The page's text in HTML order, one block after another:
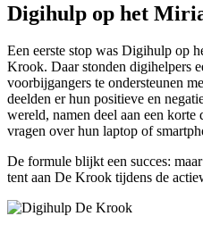
Digihulp op het
Een eerste stop was Digihulp op
Krook. Daar stonden digihelpers
voorbijgangers te ondersteunen
deelden er hun positieve en
wereld, namen deel aan een
vragen over hun laptop of
De formule blijkt een succes:
tent aan De Krook tijdens de